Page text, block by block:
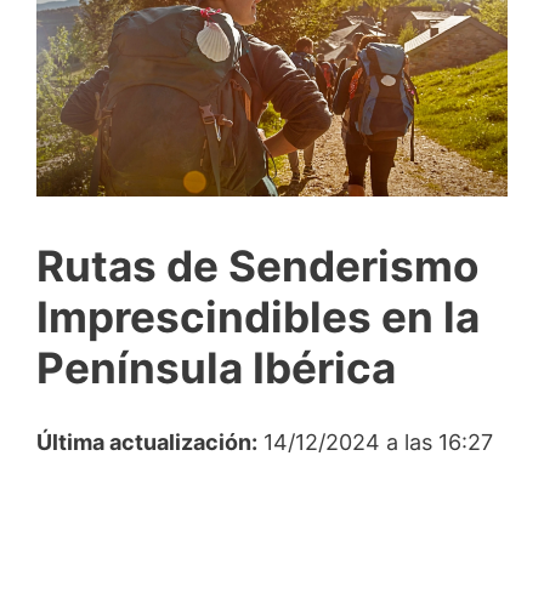
Rutas de Senderismo
Imprescindibles en la
Península Ibérica
Última actualización: 14/12/2024 a las 16:27